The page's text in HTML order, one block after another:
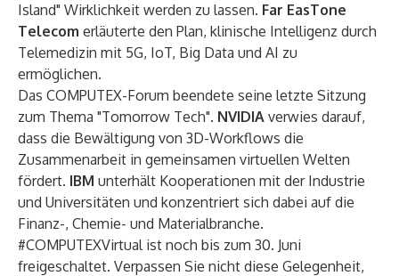
Island" Wirklichkeit werden zu lassen. Far EasTone
Telecom erläuterte den Plan, klinische Intelligenz durch
Telemedizin mit 5G, IoT, Big Data und AI zu
ermöglichen.
Das COMPUTEX-Forum beendete seine letzte Sitzung
zum Thema "Tomorrow Tech". NVIDIA verwies darauf,
dass die Bewältigung von 3D-Workflows die
Zusammenarbeit in gemeinsamen virtuellen Welten
fördert. IBM unterhält Kooperationen mit der Industrie
und Universitäten und konzentriert sich dabei auf die
Finanz-, Chemie- und Materialbranche.
#COMPUTEXVirtual ist noch bis zum 30. Juni
freigeschaltet. Verpassen Sie nicht diese Gelegenheit,